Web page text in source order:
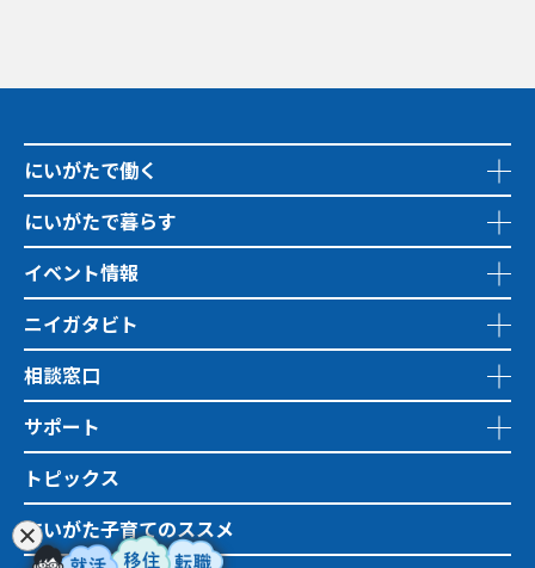
にいがたで働く
にいがたで暮らす
イベント情報
ニイガタビト
相談窓口
サポート
トピックス
にいがた子育てのススメ